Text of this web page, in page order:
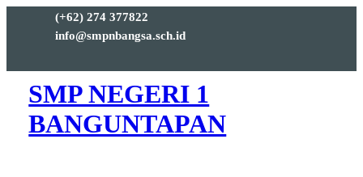
(+62) 274 377822
info@smpnbangsa.sch.id
SMP NEGERI 1
BANGUNTAPAN